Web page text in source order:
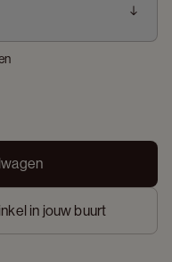
in jouw buurt